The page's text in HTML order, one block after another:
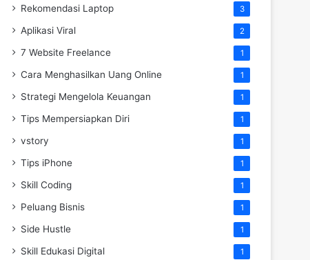
Rekomendasi Laptop 3
Aplikasi Viral 2
7 Website Freelance 1
Cara Menghasilkan Uang Online 1
Strategi Mengelola Keuangan 1
Tips Mempersiapkan Diri 1
vstory 1
Tips iPhone 1
Skill Coding 1
Peluang Bisnis 1
Side Hustle 1
Skill Edukasi Digital 1